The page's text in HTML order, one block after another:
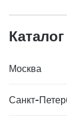
Москва
Санкт-